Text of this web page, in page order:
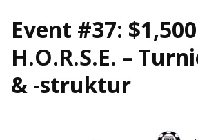
Event #37: $1,500
H.O.R.S.E. –
& -struktur